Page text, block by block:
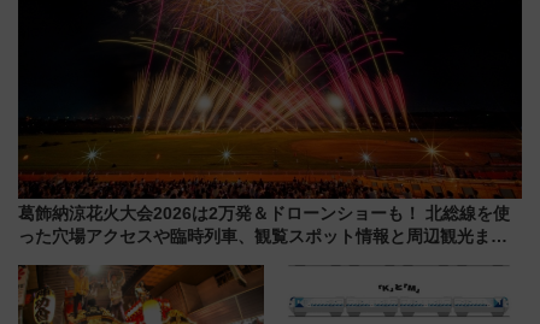
葛飾納涼花火大会2026は2万発＆ドローンショーも！ 北総線を使
った穴場アクセスや臨時列車、観覧スポット情報と周辺観光まと